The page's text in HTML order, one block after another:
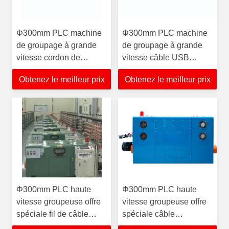
Φ300mm PLC machine
de groupage à grande
vitesse cordon de
raccordement
automatique fil de câble
de données conducteur
faisant
Obtenez le meilleur prix
Φ300mm PLC machine
de groupage à grande
vitesse câble USB
toronnage torsion bas
prix haute qualité longue
Obtenez le meilleur prix
Φ300mm PLC haute
vitesse groupeuse offre
spéciale fil de câble
automatique torsion fils
Φ300mm PLC haute
vitesse groupeuse offre
spéciale câble
automatique en cuivre